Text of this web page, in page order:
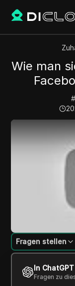
Wie man
#
Play Video:Wie
Fragen stellen
In
Fragen zu
Dieses Video
man sich von